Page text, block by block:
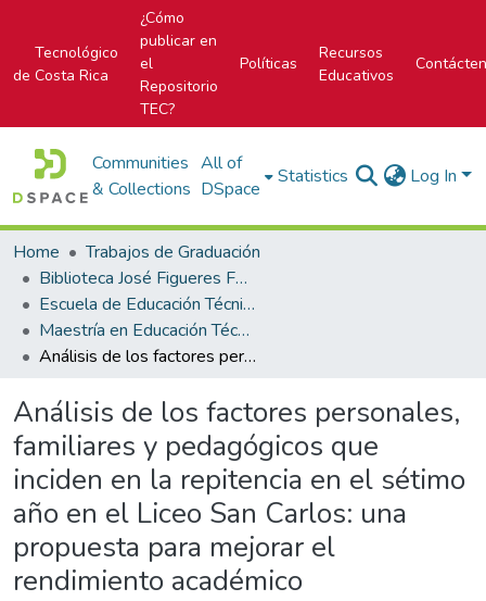
Tecnológico
de Costa Rica
¿Cómo
publicar en
el
Repositorio
TEC?
Políticas
Recursos
Educativos
Communities
& Collections
All of
DSpace
Statistics Log In
Home
Trabajos de Graduación
Biblioteca José Figueres Ferrer
Escuela de Educación Técnica
Maestría en Educación Técnica
Análisis de los factores personales, familiares y pedagógicos que inciden en la repitencia en el sétimo año en el Liceo San Carlos: una propuesta para mejorar el rendimiento académico
Análisis de los factores personales,
familiares y pedagógicos que
inciden en la repitencia en el sétimo
año en el Liceo San Carlos: una
propuesta para mejorar el
rendimiento académico